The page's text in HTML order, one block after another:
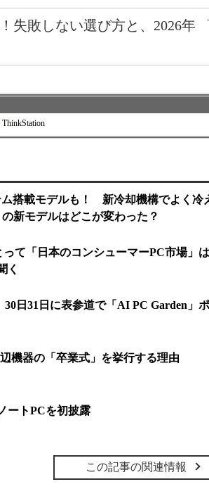
失敗しない選び方と、2026年
ThinkStation
ム搭載モデルも！ 新冷却機構でよく冷
新モデルはどこが変わった？
って「日本のコンシューマーPC市場」
く
日31日に表参道で「AI PC Garden」
機器の「卒業式」を挙行する理由
ートPCを初披露
この記事の関連情報